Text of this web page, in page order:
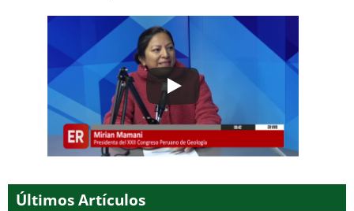
Últimos Artículos